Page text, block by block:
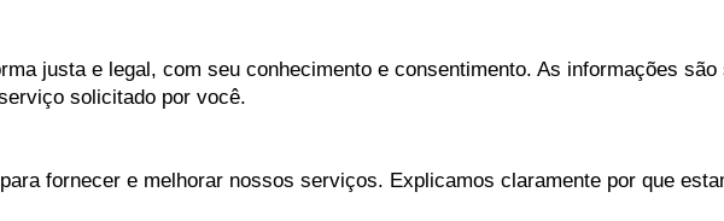
justa e legal, com seu conhecimento e consentimento. As informações são
solicitado por você.
fornecer e melhorar nossos serviços. Explicamos claramente por que